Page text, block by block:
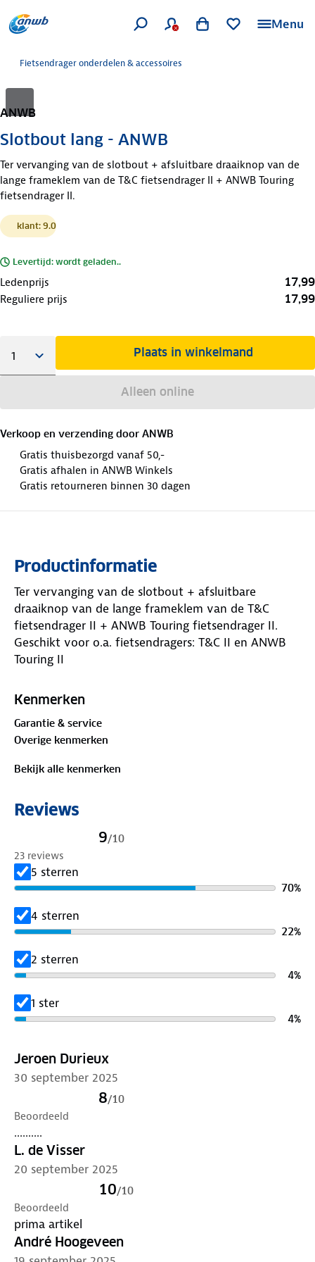
Menu
Fietsendrager onderdelen & accessoires
ANWB
Slotbout lang - ANWB
Ter vervanging van de slotbout + afsluitbare draaiknop van de
lange frameklem van de T&C fietsendrager II + ANWB Touring
fietsendrager II.
klant: 9.0
Levertijd: wordt geladen..
Ledenprijs 17,99
Reguliere prijs 17,99
Plaats in winkelmand
Alleen online
Verkoop en verzending door ANWB
Gratis thuisbezorgd vanaf 50,-
Gratis afhalen in ANWB Winkels
Gratis retourneren binnen 30 dagen
Productinformatie
Ter vervanging van de slotbout + afsluitbare
draaiknop van de lange frameklem van de T&C
fietsendrager II + ANWB Touring fietsendrager II.
Geschikt voor o.a. fietsendragers: T&C II en ANWB
Touring II
Kenmerken
Garantie & service
Overige kenmerken
Bekijk alle kenmerken
Reviews
9/10
23 reviews
5 sterren
70%
4 sterren
22%
2 sterren
4%
1 ster
4%
Jeroen Durieux
30 september 2025
8/10
Beoordeeld
..........
L. de Visser
20 september 2025
10/10
Beoordeeld
prima artikel
André Hoogeveen